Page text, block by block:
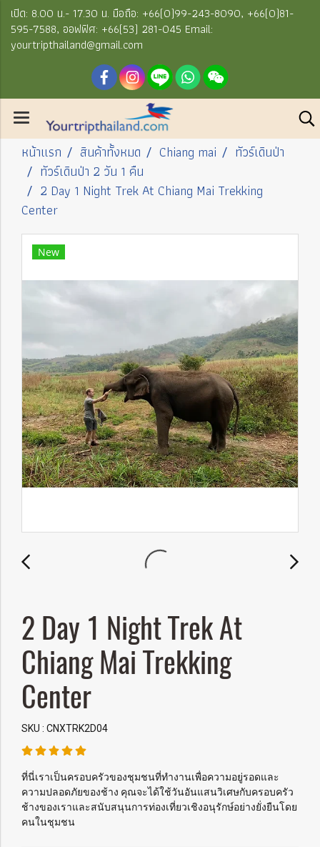
เปิด: 8.00 น.- 17.30 น. มือถือ: +66(0)99-243-8090, +66(0)81-
595-7588, ออฟฟิศ: +66(53) 281-045 Email:
yourtripthailand@gmail.com
หน้าแรก สินค้าทั้งหมด Chiang mai
ทัวร์เดินป่า
ทัวร์เดินป่า 2 วัน 1 คืน
2 Day 1 Night Trek At Chiang Mai Trekking
Center
New
2 Day 1 Night Trek At
Chiang Mai Trekking
Center
SKU : CNXTRK2D04
ที่นี่เราเป็นครอบครัวของชุมชนที่ทำงานเพื่อความอยู่รอดและ
ความปลอดภัยของช้าง คุณจะได้ใช้วันอันแสนวิเศษกับครอบครัว
ช้างของเราและสนับสนุนการท่องเที่ยวเชิงอนุรักษ์อย่างยั่งยืนโดย
คนในชุมชน